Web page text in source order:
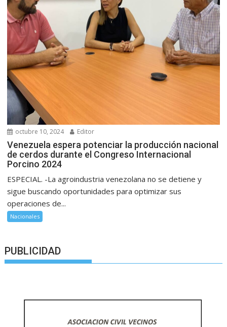
octubre 10, 2024 Editor
Venezuela espera potenciar la producción nacional
de cerdos durante el Congreso Internacional
Porcino 2024
ESPECIAL. -La agroindustria venezolana no se detiene y
sigue buscando oportunidades para optimizar sus
operaciones de...
Nacionales
PUBLICIDAD